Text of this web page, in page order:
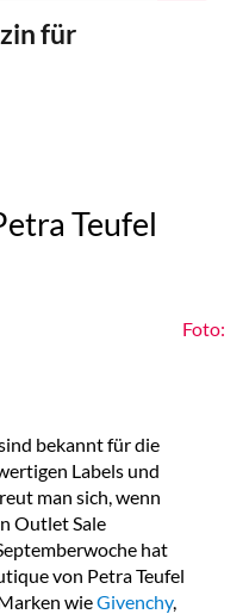
für
Teufel
Foto:
bekannt für die
Labels und
man sich, wenn
Outlet Sale
hat
von Petra Teufel
wieGivenchy,